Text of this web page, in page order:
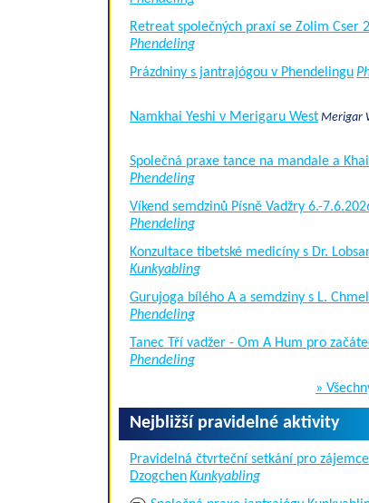
Retreat společných praxí se Zolim Cser
Phendeling
Prázdniny s jantrajógou v Phendelingu
Namkhai Yeshi v Merigaru West Merigar
Společná praxe tance na mandale a
Phendeling
Víkend semdzinů Písně Vadžry 6.-
Phendeling
Konzultace tibetské medicíny s Dr.
Kunkyabling
Gurujoga bílého A a semdziny s L.
Phendeling
Tanec Tří vadžer - Om A Hum pro
Phendeling
»
Nejbližší pravidelné aktivity
Pravidelná čtvrteční setkání pro
DzogchenKunkyabling